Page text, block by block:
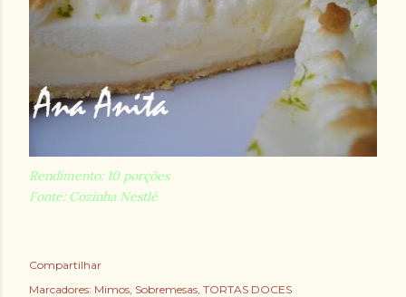
Rendimento: 10 porções
Fonte: Cozinha Nestlé
Compartilhar
Marcadores: Mimos Sobremesas TORTAS DOCES